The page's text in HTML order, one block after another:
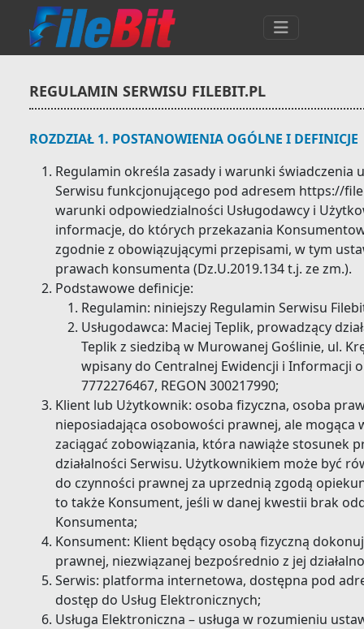
REGULAMIN SERWISU FILEBIT.PL
ROZDZIAŁ 1. POSTANOWIENIA OGÓLNE I DEFINICJE
Regulamin określa zasady i warunki świadczenia
Serwisu funkcjonującego pod adresem https://
warunki odpowiedzialności Usługodawcy i
informacje, do których przekazania
zgodnie z obowiązującymi przepisami, w tym
prawach konsumenta (Dz.U.2019.134 t.j. ze zm.).
Podstawowe definicje:
Regulamin: niniejszy Regulamin Serwisu
Usługodawca: Maciej Teplik, prowadzący
Teplik z siedzibą w Murowanej Goślinie, ul.
wpisany do Centralnej Ewidencji i Informacji
7772276467, REGON 300217990;
Klient lub Użytkownik: osoba fizyczna, osoba
nieposiadająca osobowości prawnej, ale mogąca
zaciągać zobowiązania, która nawiąże stosunek
działalności Serwisu. Użytkownikiem może być
do czynności prawnej za uprzednią zgodą
to także Konsument, jeśli w danej kwestii brak
Konsumenta;
Konsument: Klient będący osobą fizyczną
prawnej, niezwiązanej bezpośrednio z jej
Serwis: platforma internetowa, dostępna pod
dostęp do Usług Elektronicznych;
Usługa Elektroniczna – usługa w rozumieniu